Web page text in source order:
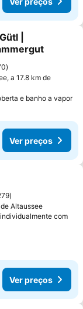
favoritos
|
a 17.8 km de
e banho a vapor
Ver preços
favoritos
Altaussee
com
Ver preços